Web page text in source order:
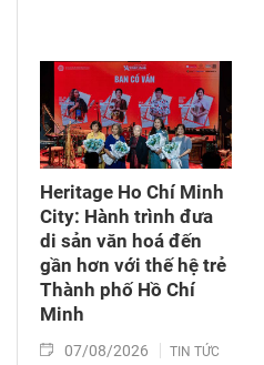
Heritage Ho Chí Minh
City: Hành trình đưa
di sản văn hoá đến
gần hơn với thế hệ trẻ
Thành phố Hồ Chí
Minh
07/08/2026 TIN TỨC